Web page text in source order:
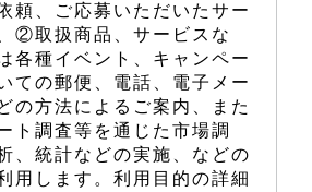
頼、ご応募いただいたサー
②取扱商品、サービスな
各種イベント、キャンペー
ての郵便、電話、電子メー
の方法によるご案内、また
ト調査等を通じた市場調
、統計などの実施、などの
用します。利用目的の詳細